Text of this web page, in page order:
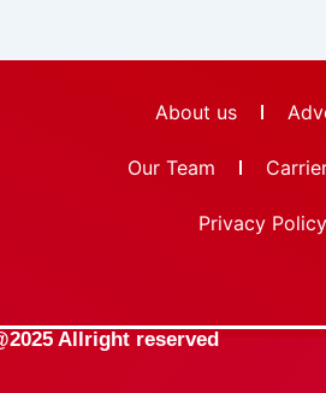
About us
Our Team
Privacy
Allright reserved